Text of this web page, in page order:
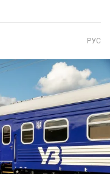
РУС